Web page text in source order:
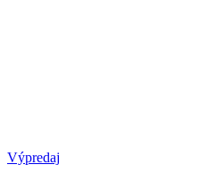
Výpredaj